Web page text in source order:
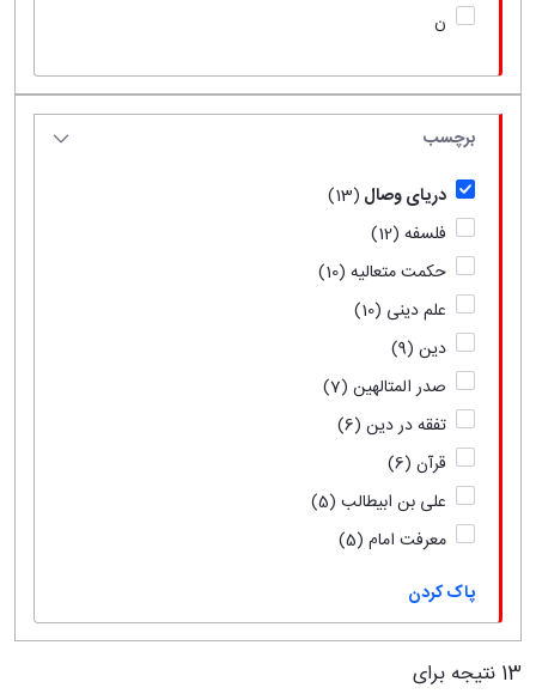
ن
برچسب
دریای وصال (13)
فلسفه (12)
حکمت متعالیه (10)
علم دینی (10)
دین (9)
صدر المتالهین (7)
تفقه در دین (6)
قرآن (6)
علی بن ابیطالب (5)
معرفت امام (5)
پاک کردن
13 نتیجه برای